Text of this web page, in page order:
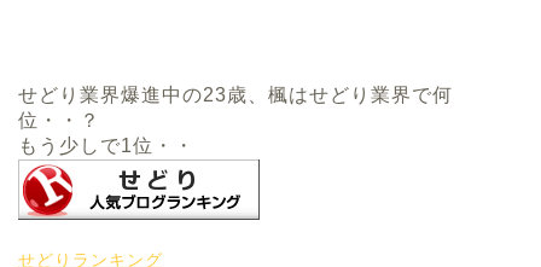
せどり業界爆進中の23歳、楓はせどり業界で何
位・・？
もう少しで1位・・
せどりランキング